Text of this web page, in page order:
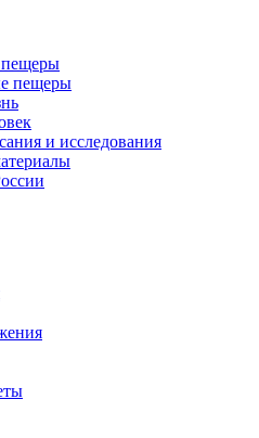
пещеры
пещеры
и исследования